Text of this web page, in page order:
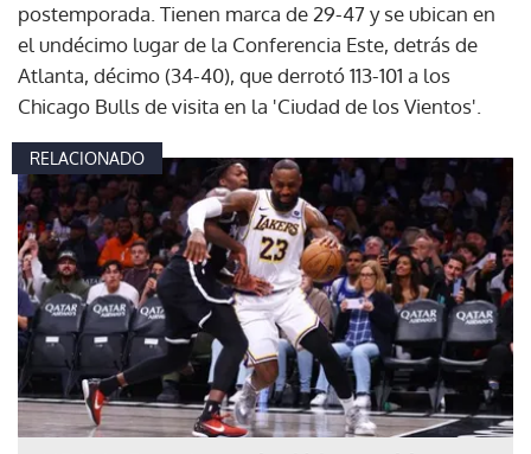
postemporada. Tienen marca de 29-47 y se ubican en
el undécimo lugar de la Conferencia Este, detrás de
Atlanta, décimo (34-40), que derrotó 113-101 a los
Chicago Bulls de visita en la 'Ciudad de los Vientos'.
RELACIONADO